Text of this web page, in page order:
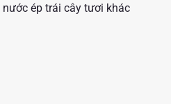
ép trái cây tươi khác